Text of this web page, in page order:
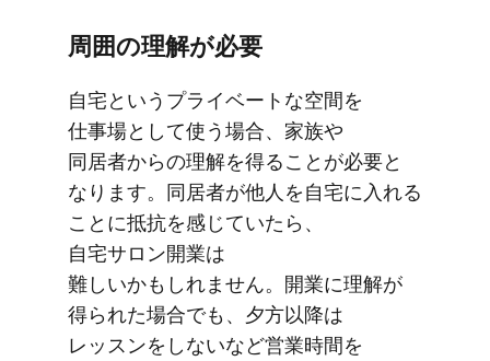
周囲の​​理解が​​必要
自宅と​​いう​​プライベートな​​空間を​​
仕事場と​​して​使う​​場合、​​家族や​​
同居者からの​​理解を​​得る​​ことが​​必要と​​
なります。​​同居者が​​他人を​​自宅に​​入れる​​
ことに​​抵抗を​​感じていたら、​​
自宅サロン開業は​​
難しいかもしれません。​​開業に​​理解が​​
得られた​​場合でも、​​夕方​以降は​​
レッスンを​​しないなど​​営業時間を​​